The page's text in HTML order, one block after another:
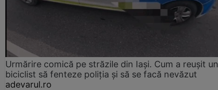
Urmărire comică pe străzile din Iași. Cum a reușit un
biciclist să fenteze poliția și să se facă nevăzut
adevarul.ro